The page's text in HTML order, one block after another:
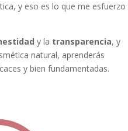
y eso es lo que me esfuerzo
y la transparencia, y
natural, aprenderás
y bien fundamentadas.